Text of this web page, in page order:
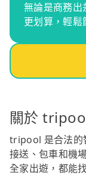
無論是商務出
更划算，輕鬆
關於
tripool 是合法的
接送、包車和機
全家出遊，都能